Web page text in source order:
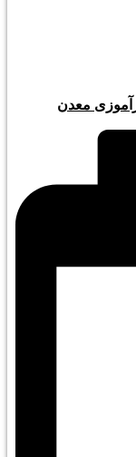
معدن